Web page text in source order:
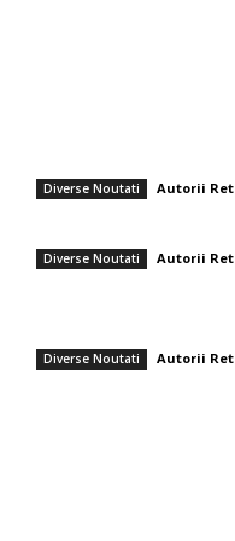
Diverse Noutati
Autorii
Diverse Noutati
Autorii
Diverse Noutati
Autorii